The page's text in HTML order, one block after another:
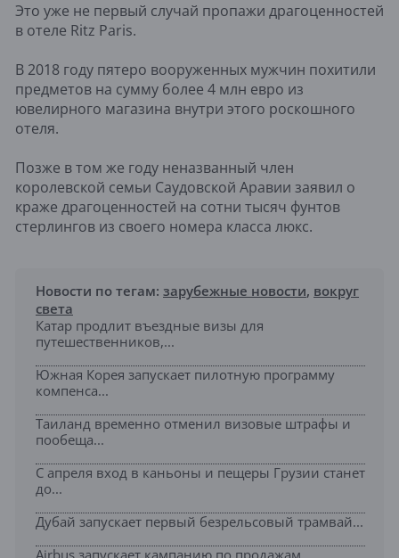
Это уже не первый случай пропажи драгоценностей
в отеле Ritz Paris.
В 2018 году пятеро вооруженных мужчин похитили
предметов на сумму более 4 млн евро из
ювелирного магазина внутри этого роскошного
отеля.
Позже в том же году неназванный член
королевской семьи Саудовской Аравии заявил о
краже драгоценностей на сотни тысяч фунтов
стерлингов из своего номера класса люкс.
Новости по тегам: зарубежные новости, вокруг
света
Катар продлит въездные визы для
путешественников,...
Южная Корея запускает пилотную программу
компенса...
Таиланд временно отменил визовые штрафы и
пообеща...
С апреля вход в каньоны и пещеры Грузии станет
до...
Дубай запускает первый безрельсовый трамвай...